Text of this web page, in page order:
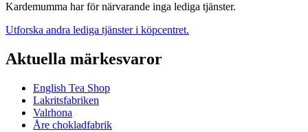
Kardemumma har för närvarande inga lediga tjänster.
Utforska andra lediga tjänster i köpcentret.
Aktuella märkesvaror
English Tea Shop
Lakritsfabriken
Valrhona
Åre chokladfabrik